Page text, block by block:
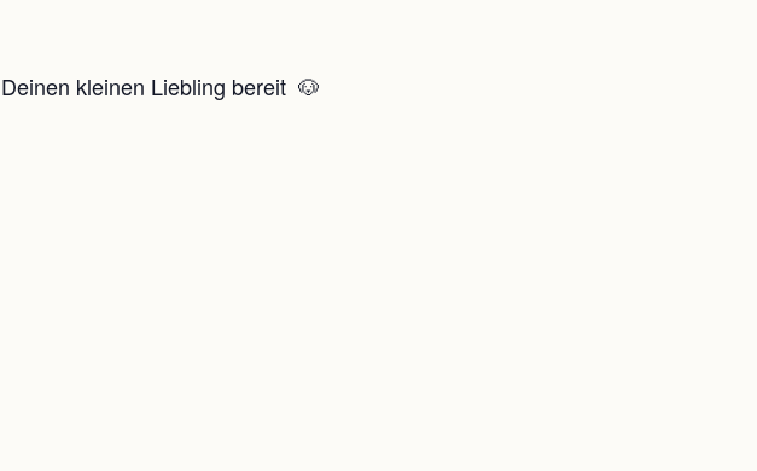
kleinen Liebling bereit 🐶